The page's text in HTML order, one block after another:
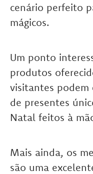
cenário perfeito
mágicos.
Um ponto
produtos
visitantes podem
de presentes
Natal feitos à
Mais ainda, os
são uma